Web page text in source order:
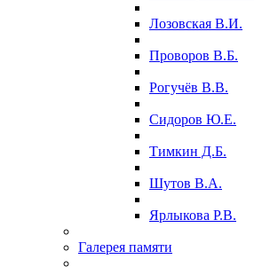
Лозовская В.И.
Проворов В.Б.
Рогучёв В.В.
Сидоров Ю.Е.
Тимкин Д.Б.
Шутов В.А.
Ярлыкова Р.В.
Галерея памяти